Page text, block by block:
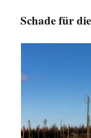
Schade für